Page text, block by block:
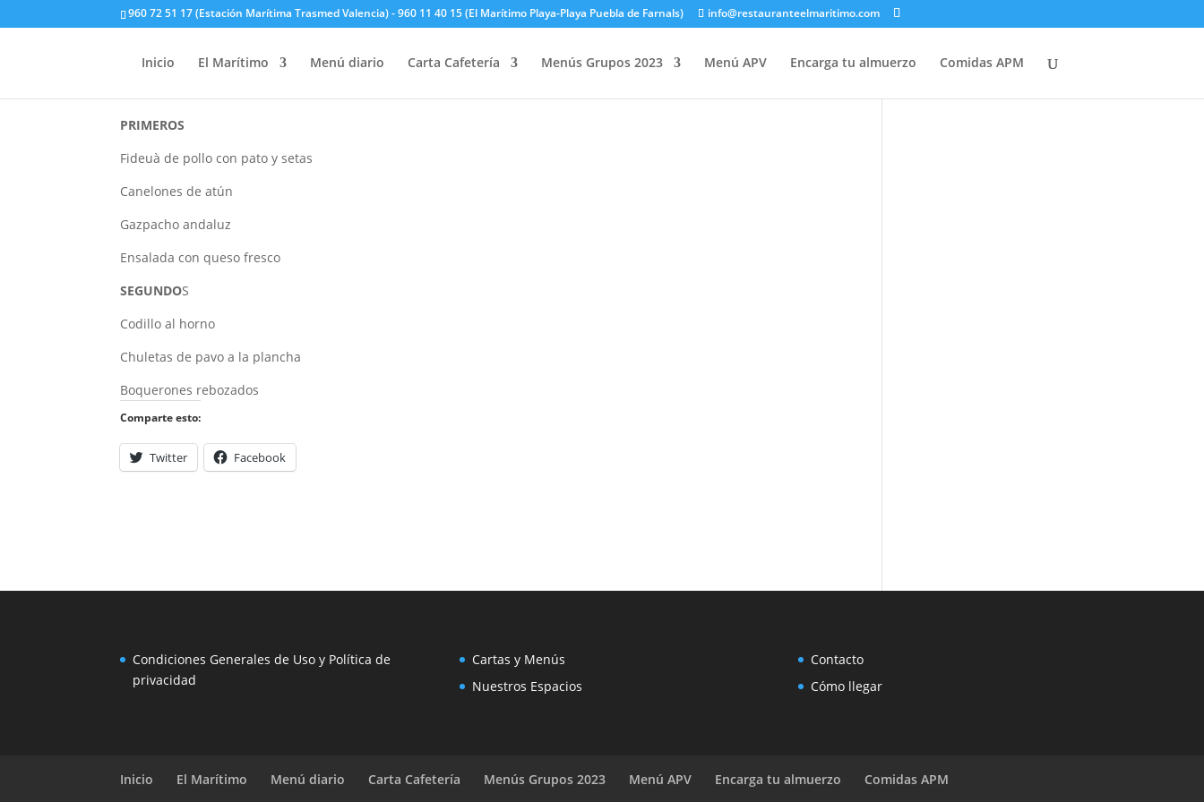
960 72 51 17 (Estación Marítima Trasmed Valencia) - 960 11 40 15 (El Marítimo Playa-Playa Puebla de Farnals) info@restauranteelmaritimo.com
Inicio El Marítimo Menú diario Carta Cafetería Menús Grupos 2023 Menú APV Encarga tu almuerzo Comidas APM
Martes, 5 de agosto de 2025
PRIMEROS
Fideuà de pollo con pato y setas
Canelones de atún
Gazpacho andaluz
Ensalada con queso fresco
SEGUNDOS
Codillo al horno
Chuletas de pavo a la plancha
Boquerones rebozados
Comparte esto:
Twitter Facebook
Condiciones Generales de Uso y Política de
privacidad
Cartas y Menús
Nuestros Espacios
Contacto
Cómo llegar
Inicio El Marítimo Menú diario Carta Cafetería Menús Grupos 2023 Menú APV Encarga tu almuerzo Comidas APM